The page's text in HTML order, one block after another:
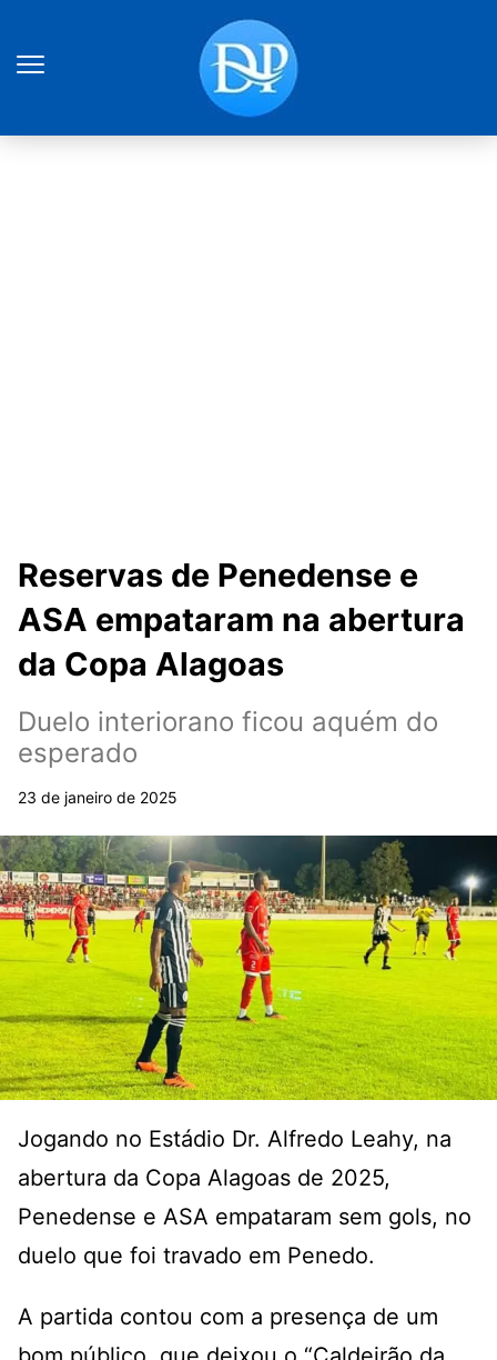
Reservas de Penedense e
ASA empataram na abertura
da Copa Alagoas
Duelo interiorano ficou aquém do
esperado
23 de janeiro de 2025
Jogando no Estádio Dr. Alfredo Leahy, na
abertura da Copa Alagoas de 2025,
Penedense e ASA empataram sem gols, no
duelo que foi travado em Penedo.
A partida contou com a presença de um